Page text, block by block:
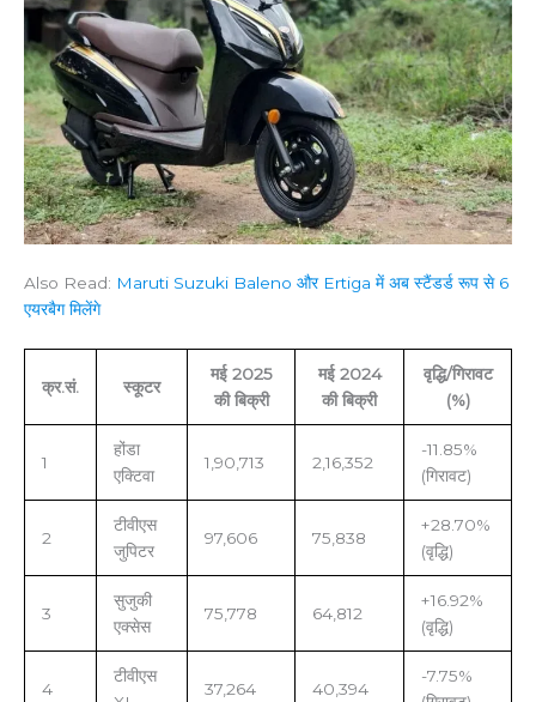
Also Read: Maruti Suzuki Baleno और Ertiga में अब स्टैंडर्ड रूप से 6
एयरबैग मिलेंगे
क्र.सं. स्कूटर
मई 2025
की बिक्री
मई 2024
की बिक्री
वृद्धि/गिरावट
(%)
1
होंडा
एक्टिवा
1,90,713 2,16,352
-11.85%
(गिरावट)
2
टीवीएस
जुपिटर
97,606 75,838
+28.70%
(वृद्धि)
3
सुजुकी
एक्सेस
75,778 64,812
+16.92%
(वृद्धि)
4
टीवीएस
37,264 40,394
-7.75%